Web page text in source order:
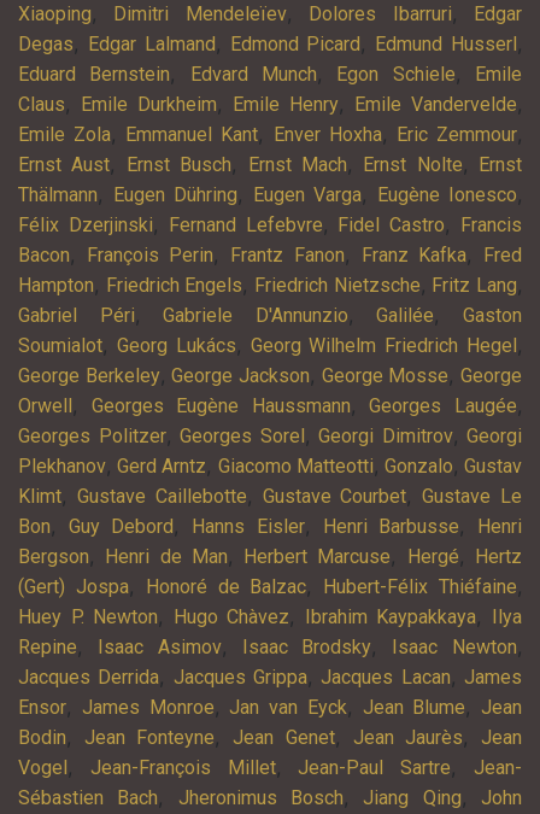
Xiaoping, Dimitri Mendeleïev, Dolores Ibarruri,
Edgar
Degas, Edgar Lalmand , Edmond Picard , Edmund Husserl ,
Eduard Bernstein, Edvard Munch, Egon Schiele,
Emile
Claus, Emile Durkheim, Emile Henry, Emile Vandervelde,
Emile Zola, Emmanuel Kant, Enver Hoxha, Eric Zemmour,
Ernst Aust, Ernst Busch, Ernst Mach, Ernst Nolte,
Ernst
Thälmann, Eugen Dühring, Eugen Varga, Eugène Ionesco,
Félix Dzerjinski, Fernand Lefebvre, Fidel Castro,
Francis
Bacon, François Perin, Frantz Fanon, Franz Kafka,
Fred
Hampton, Friedrich Engels, Friedrich Nietzsche, Fritz Lang,
Gabriel Péri,Gabriele D'Annunzio,Galilée,Gaston
Soumialot, Georg Lukács, Georg Wilhelm Friedrich Hegel ,
George Berkeley,George Jackson, George Mosse,George
Orwell , Georges Eugène Haussmann,Georges Laugée,
Georges Politzer, Georges Sorel , Georgi Dimitrov, Georgi
Plekhanov,Gerd Arntz, Giacomo Matteotti, Gonzalo,Gustav
Klimt, Gustave Caillebotte, Gustave Courbet,Gustave Le
Bon, Guy Debord , Hanns Eisler, Henri Barbusse,
Henri
Bergson, Henri de Man, Herbert Marcuse, Hergé,
Hertz
(Gert) Jospa, Honoré de Balzac, Hubert-Félix Thiéfaine,
Huey P. Newton, Hugo Chàvez, Ibrahim Kaypakkaya,
Ilya
Repine, Isaac Asimov, Isaac Brodsky, Isaac Newton,
Jacques Derrida, Jacques Grippa, Jacques Lacan, James
Ensor, James Monroe, Jan van Eyck, Jean Blume, Jean
Bodin, Jean Fonteyne, Jean Genet, Jean Jaurès, Jean
Vogel , Jean-François Millet, Jean-Paul Sartre, Jean-
Sébastien Bach, Jheronimus Bosch, Jiang Qing, John